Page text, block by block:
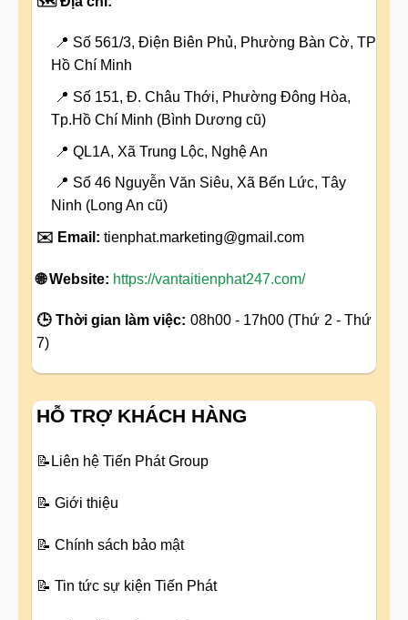
📍 Số 561/3, Điện Biên Phủ, Phường Bàn Cờ, TP
Hồ Chí Minh
📍 Số 151, Đ. Châu Thới, Phường Đông Hòa,
Tp.Hồ Chí Minh (Bình Dương cũ)
📍 QL1A, Xã Trung Lộc, Nghệ An
📍 Số 46 Nguyễn Văn Siêu, Xã Bến Lức, Tây
Ninh (Long An cũ)
✉️ Email: tienphat.marketing@gmail.com
🌐 Website: https://vantaitienphat247.com/
🕒 Thời gian làm việc: 08h00 - 17h00 (Thứ 2 - Thứ
7)
HỖ TRỢ KHÁCH HÀNG
📝 Liên hệ Tiến Phát Group
📝 Giới thiệu
📝 Chính sách bảo mật
📝 Tin tức sự kiện Tiến Phát